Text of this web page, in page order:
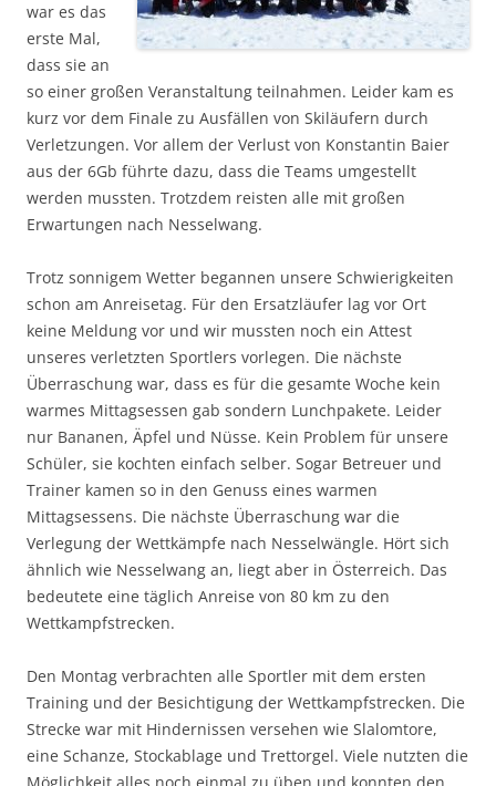
war es das
erste Mal,
dass sie an
so einer großen Veranstaltung teilnahmen. Leider kam es
kurz vor dem Finale zu Ausfällen von Skiläufern durch
Verletzungen. Vor allem der Verlust von Konstantin Baier
aus der 6Gb führte dazu, dass die Teams umgestellt
werden mussten. Trotzdem reisten alle mit großen
Erwartungen nach Nesselwang.
Trotz sonnigem Wetter begannen unsere Schwierigkeiten
schon am Anreisetag. Für den Ersatzläufer lag vor Ort
keine Meldung vor und wir mussten noch ein Attest
unseres verletzten Sportlers vorlegen. Die nächste
Überraschung war, dass es für die gesamte Woche kein
warmes Mittagsessen gab sondern Lunchpakete. Leider
nur Bananen, Äpfel und Nüsse. Kein Problem für unsere
Schüler, sie kochten einfach selber. Sogar Betreuer und
Trainer kamen so in den Genuss eines warmen
Mittagsessens. Die nächste Überraschung war die
Verlegung der Wettkämpfe nach Nesselwängle. Hört sich
ähnlich wie Nesselwang an, liegt aber in Österreich. Das
bedeutete eine täglich Anreise von 80 km zu den
Wettkampfstrecken.
Den Montag verbrachten alle Sportler mit dem ersten
Training und der Besichtigung der Wettkampfstrecken. Die
Strecke war mit Hindernissen versehen wie Slalomtore,
eine Schanze, Stockablage und Trettorgel. Viele nutzten die